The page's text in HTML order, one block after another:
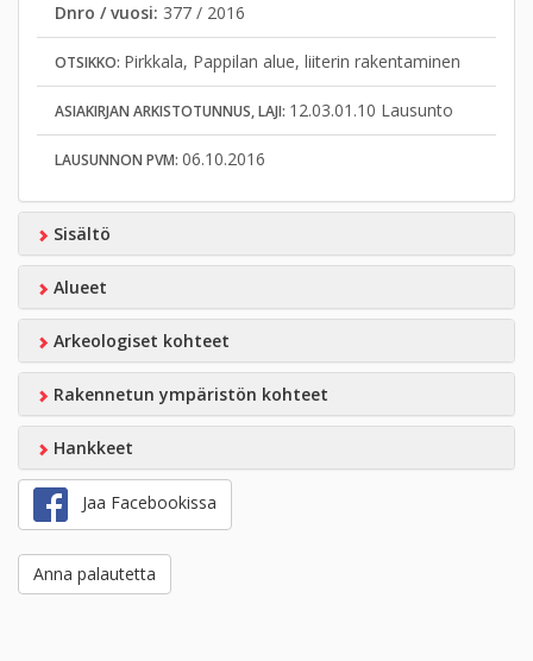
Dnro / vuosi: 377 / 2016
OTSIKKO: Pirkkala, Pappilan alue, liiterin rakentaminen
ASIAKIRJAN ARKISTOTUNNUS, LAJI: 12.03.01.10 Lausunto
LAUSUNNON PVM: 06.10.2016
Sisältö
Alueet
Arkeologiset kohteet
Rakennetun ympäristön kohteet
Hankkeet
Jaa Facebookissa
Anna palautetta